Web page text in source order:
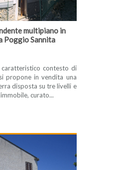
multipiano in
Poggio Sannita
caratteristico contesto di
propone in vendita una
disposta su tre livelli e
curato...